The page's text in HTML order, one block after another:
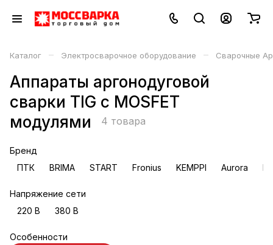
Каталог – Электросварочное оборудование – Сварочные
Аппараты аргонодуговой
сварки TIG с MOSFET
модулями
4 товара
Бренд
ПТК
BRIMA START Fronius KEMPPI Aurora
Напряжение сети
220 В
380 В
Особенности